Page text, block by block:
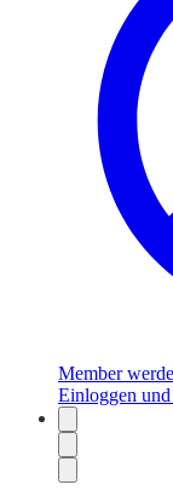
Member
Einloggen